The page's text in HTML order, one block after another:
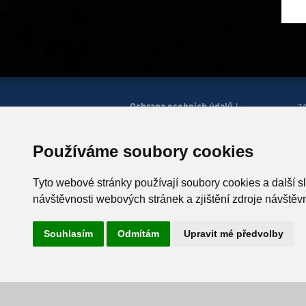
Používáme soubory cookies
Tyto webové stránky používají soubory cookies a další
návštěvnosti webových stránek a zjištění zdroje
Souhlasím Odmítám Upravit mé předvolby
Ochrana osobních údajů|
543 51 Špindlerův Mlýn 260,
T +420 499 433 230
Vyrobil Simopt, s.r.o., 2026